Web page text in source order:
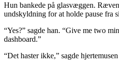
Hun bankede på glasvæggen.
undskyldning for at holde pause fra
“Yes?” sagde han. “Give me two
dashboard.”
“Det haster ikke,” sagde